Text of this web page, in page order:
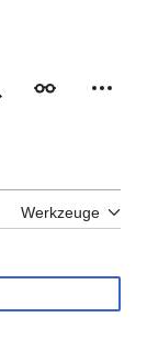
Werkzeuge